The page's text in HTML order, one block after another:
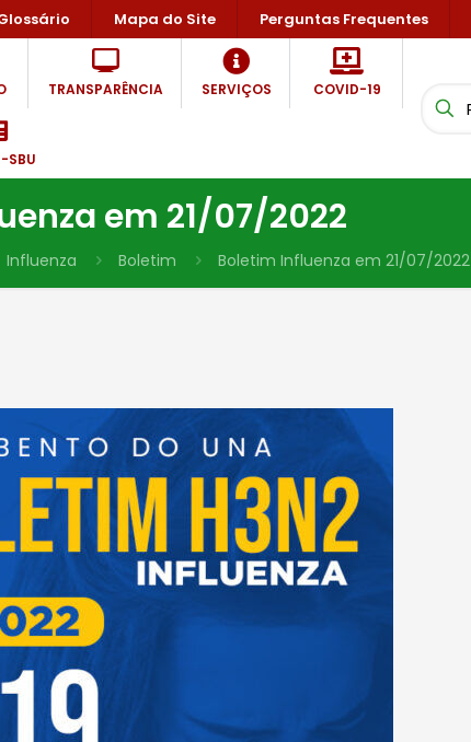
Mapa do Site Perguntas Frequentes
TRANSPARÊNCIA SERVIÇOS COVID-19
SBU
em 21/07/2022
Influenza Boletim Boletim Influenza em 21/07/2022